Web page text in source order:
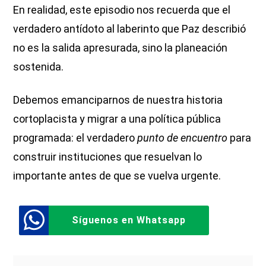
En realidad, este episodio nos recuerda que el
verdadero antídoto al laberinto que Paz describió
no es la salida apresurada, sino la planeación
sostenida.
Debemos emanciparnos de nuestra historia
cortoplacista y migrar a una política pública
programada: el verdaderopunto de encuentro para
construir instituciones que resuelvan lo
importante antes de que se vuelva urgente.
Síguenos en Whatsapp